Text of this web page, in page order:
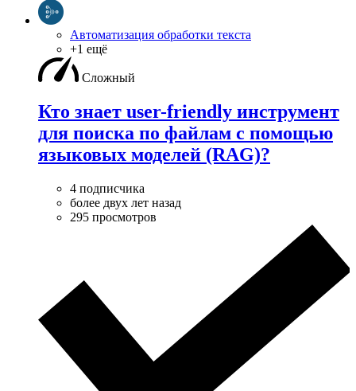
Автоматизация обработки текста
+1 ещё
Сложный
Кто знает user-friendly инструмент
для поиска по файлам с помощью
языковых моделей (RAG)?
4 подписчика
более двух лет назад
295 просмотров